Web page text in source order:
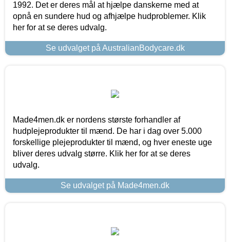
1992. Det er deres mål at hjælpe danskerne med at
opnå en sundere hud og afhjælpe hudproblemer. Klik
her for at se deres udvalg.
Se udvalget på AustralianBodycare.dk
Made4men.dk er nordens største forhandler af
hudplejeprodukter til mænd. De har i dag over 5.000
forskellige plejeprodukter til mænd, og hver eneste uge
bliver deres udvalg større. Klik her for at se deres
udvalg.
Se udvalget på Made4men.dk